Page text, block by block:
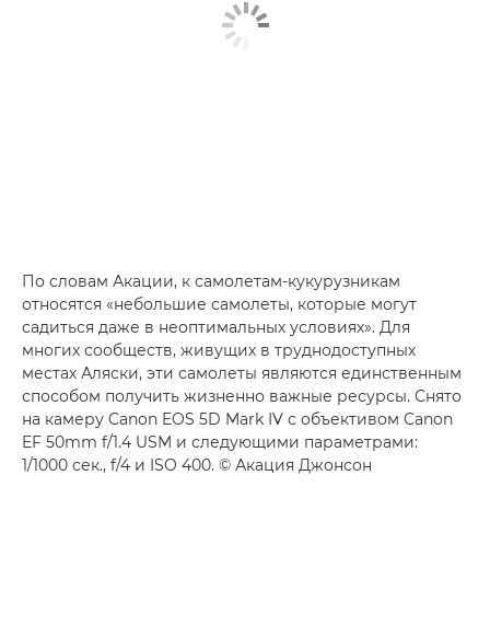
По словам Акации, к самолетам-кукурузникам
относятся «небольшие самолеты, которые могут
садиться даже в неоптимальных условиях». Для
многих сообществ, живущих в труднодоступных
местах Аляски, эти самолеты являются единственным
способом получить жизненно важные ресурсы. Снято
на камеру Canon EOS 5D Mark IV с объективом Canon
EF 50mm f/1.4 USM и следующими параметрами:
1/1000 сек., f/4 и ISO 400. © Акация Джонсон